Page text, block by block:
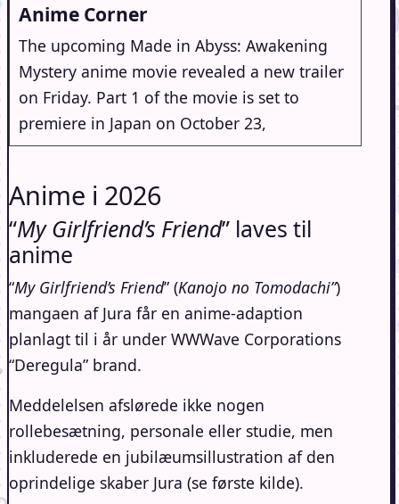
Anime Corner
The upcoming Made in Abyss: Awakening
Mystery anime movie revealed a new trailer
on Friday. Part 1 of the movie is set to
premiere in Japan on October 23,
Anime i 2026
“My Girlfriend’s Friend” laves til
anime
“My Girlfriend’s Friend” (Kanojo no Tomodachi”)
mangaen af Jura får en anime-adaption
planlagt til i år under WWWave Corporations
“Deregula” brand.
Meddelelsen afslørede ikke nogen
rollebesætning, personale eller studie, men
inkluderede en jubilæumsillustration af den
oprindelige skaber Jura (se første kilde).